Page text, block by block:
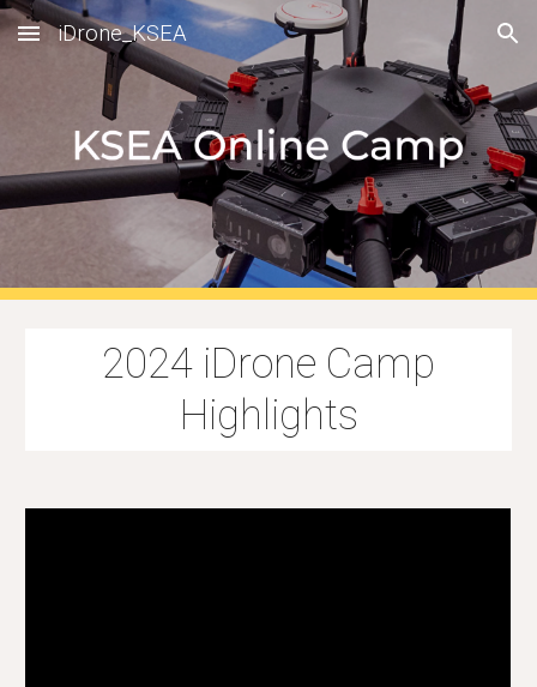
Skip to main content Skip to navigation
iDrone_KSEA
2024 iDrone Camp
Highlights